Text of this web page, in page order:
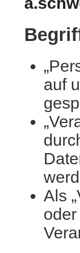
auf
Als